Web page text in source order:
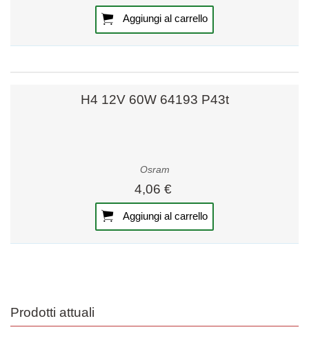
Aggiungi al carrello
H4 12V 60W 64193 P43t
Osram
4,06 €
Aggiungi al carrello
Prodotti attuali